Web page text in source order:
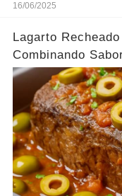
16/06/2025
Lagarto
Combinando
família